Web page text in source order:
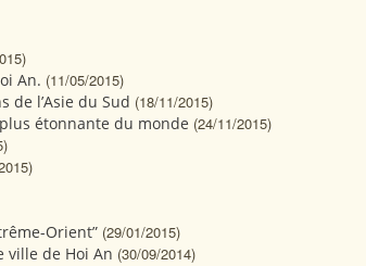
An. (11/05/2015)
de l’Asie du Sud (18/11/2015)
étonnante du monde (24/11/2015)
Orient” (29/01/2015)
ville de Hoi An (30/09/2014)